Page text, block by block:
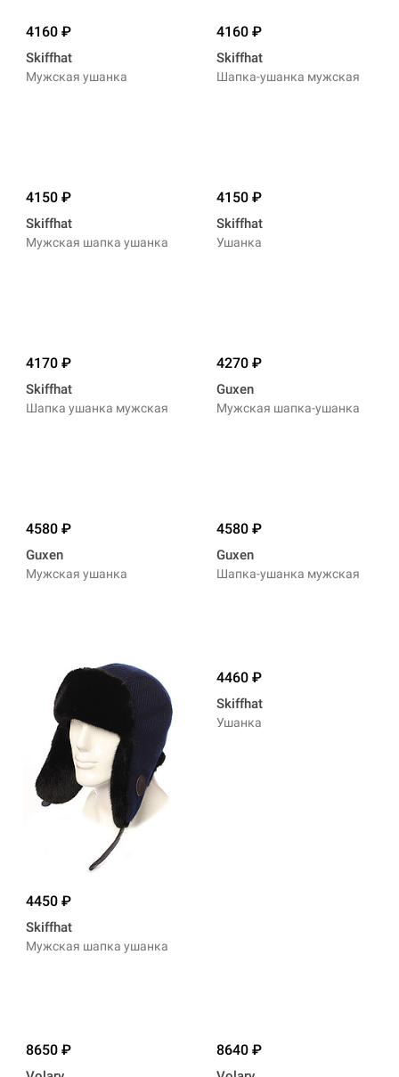
4160
Skiffhat
Мужская ушанка
4160
Skiffhat
Шапка-ушанка мужская
4150
Skiffhat
Мужская шапка ушанка
4150
Skiffhat
Ушанка
4170
Skiffhat
Шапка ушанка мужская
4270
Guxen
Мужская шапка-ушанка
4580
Guxen
Мужская ушанка
4580
Guxen
Шапка-ушанка мужская
4450
Skiffhat
Мужская шапка ушанка
4460
Skiffhat
Ушанка
8650 8640